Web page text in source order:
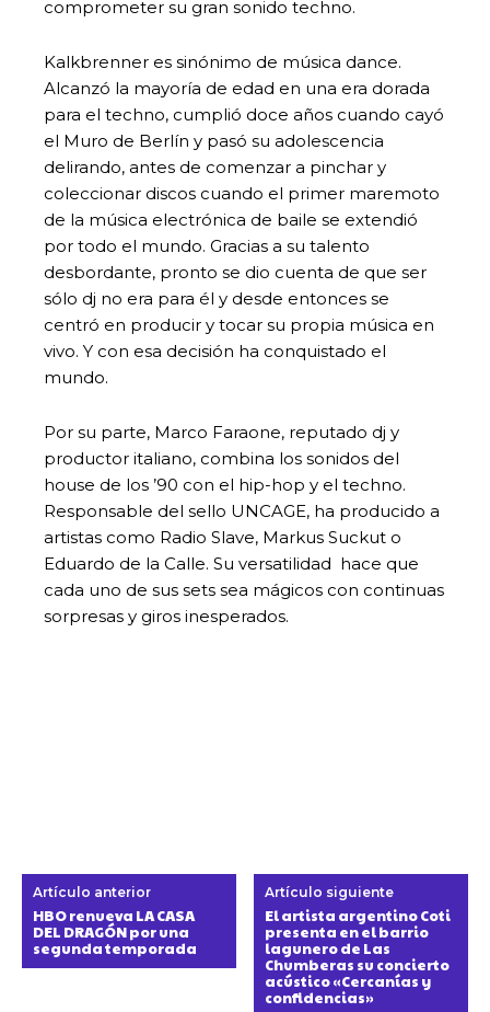
comprometer su gran sonido techno.
Kalkbrenner es sinónimo de música dance.
Alcanzó la mayoría de edad en una era dorada
para el techno, cumplió doce años cuando cayó
el Muro de Berlín y pasó su adolescencia
delirando, antes de comenzar a pinchar y
coleccionar discos cuando el primer maremoto
de la música electrónica de baile se extendió
por todo el mundo. Gracias a su talento
desbordante, pronto se dio cuenta de que ser
sólo dj no era para él y desde entonces se
centró en producir y tocar su propia música en
vivo. Y con esa decisión ha conquistado el
mundo.
Por su parte, Marco Faraone, reputado dj y
productor italiano, combina los sonidos del
house de los ’90 con el hip-hop y el techno.
Responsable del sello UNCAGE, ha producido a
artistas como Radio Slave, Markus Suckut o
Eduardo de la Calle. Su versatilidad hace que
cada uno de sus sets sea mágicos con continuas
sorpresas y giros inesperados.
Artículo anterior
HBO renueva LA CASA
DEL DRAGÓN por una
segunda temporada
Artículo siguiente
El artista argentino Coti
presenta en el barrio
lagunero de Las
Chumberas su concierto
acústico «Cercanías y
confidencias»